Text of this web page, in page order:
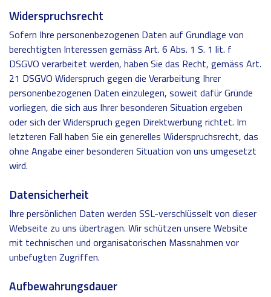
Widerspruchsrecht
Sofern Ihre personenbezogenen Daten auf Grundlage von
berechtigten Interessen gemäss Art. 6 Abs. 1 S. 1 lit. f
DSGVO verarbeitet werden, haben Sie das Recht, gemäss Art.
21 DSGVO Widerspruch gegen die Verarbeitung Ihrer
personenbezogenen Daten einzulegen, soweit dafür Gründe
vorliegen, die sich aus Ihrer besonderen Situation ergeben
oder sich der Widerspruch gegen Direktwerbung richtet. Im
letzteren Fall haben Sie ein generelles Widerspruchsrecht, das
ohne Angabe einer besonderen Situation von uns umgesetzt
wird.
Datensicherheit
Ihre persönlichen Daten werden SSL-verschlüsselt von dieser
Webseite zu uns übertragen. Wir schützen unsere Website
mit technischen und organisatorischen Massnahmen vor
unbefugten Zugriffen.
Aufbewahrungsdauer